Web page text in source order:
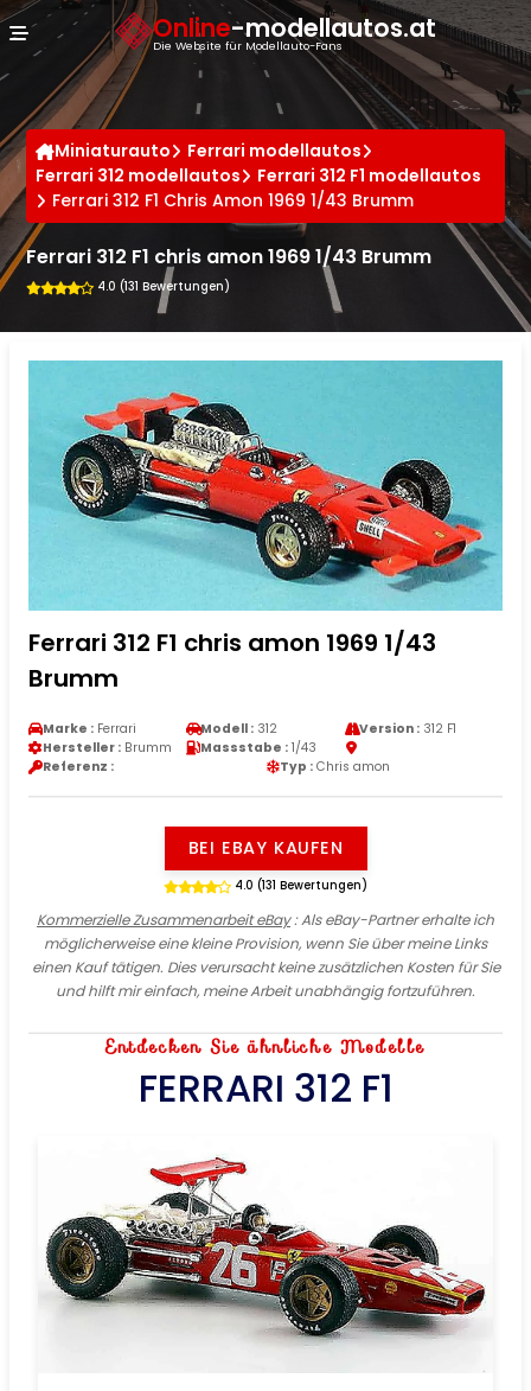
Online-modellautos.at
Die Website für Modellauto-Fans
Miniaturauto
Ferrari modellautos
Ferrari 312 modellautos
Ferrari 312 F1 modellautos
Ferrari 312 F1 Chris Amon 1969 1/43 Brumm
Ferrari 312 F1 chris amon 1969 1/43 Brumm
4.0 (131 Bewertungen)
Ferrari 312 F1 chris amon 1969 1/43
Brumm
Marke : Ferrari Modell : 312 Version :312 F1
Hersteller : Brumm Massstabe : 1/43
Referenz :
Typ : Chris amon
BEI EBAY KAUFEN
4.0 (131 Bewertungen)
Kommerzielle Zusammenarbeit eBay: Als eBay-Partner erhalte ich
möglicherweise eine kleine Provision, wenn Sie über meine Links
einen Kauf tätigen. Dies verursacht keine zusätzlichen Kosten für Sie
und hilft mir einfach, meine Arbeit unabhängig fortzuführen.
Entdecken Sie ähnliche Modelle
FERRARI 312 F1
Cookie-Einstellungen